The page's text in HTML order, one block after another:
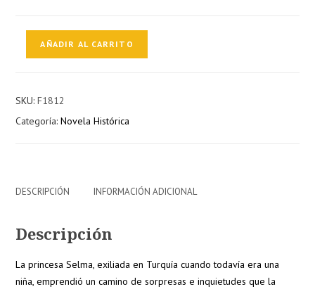
princesa
muerta
AÑADIR AL CARRITO
SKU:F1812
Categoría:Novela Histórica
DESCRIPCIÓN INFORMACIÓN ADICIONAL
Descripción
La princesa Selma, exiliada en Turquía cuando todavía era una
niña, emprendió un camino de sorpresas e inquietudes que la